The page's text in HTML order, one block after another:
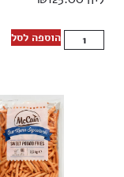
הוספה לסל